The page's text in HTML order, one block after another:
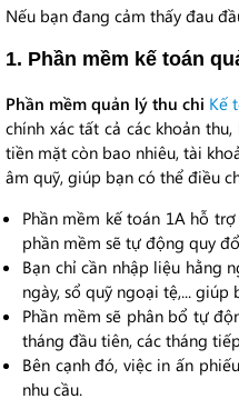
Nếu bạn đang cảm thấy đau
1. Phần mềm kế toán
Phần mềm quản lý thu chi Kế
chính xác tất cả các khoản
tiền mặt còn bao nhiêu, tài
âm quỹ, giúp bạn có thể điều
Phần mềm kế toán 1A hỗ
phần mềm sẽ tự động quy
Bạn chỉ cần nhập liệu hằng
ngày, sổ quỹ ngoại tệ,...
Phần mềm sẽ phân bổ tự
tháng đầu tiên, các tháng
Bên cạnh đó, việc in ấn
nhu cầu.